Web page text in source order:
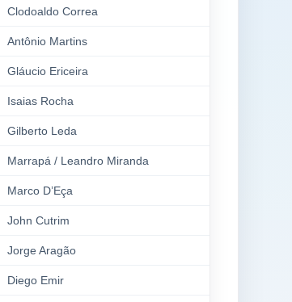
Clodoaldo Correa
Antônio Martins
Gláucio Ericeira
Isaias Rocha
Gilberto Leda
Marrapá / Leandro Miranda
Marco D’Eça
John Cutrim
Jorge Aragão
Diego Emir